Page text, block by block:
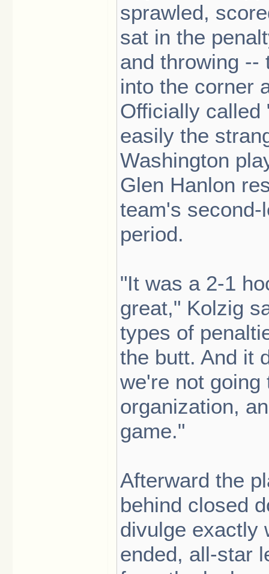
sprawled,
sat in the
and throwing --
into the corner
Officially called
easily the
Washington
Glen Hanlon
team's
period.
"It was a 2-1
great," Kolzig
types of
the butt. And it
we're not going
organization,
game."
Afterward the
behind closed
divulge exactly
ended, all-star